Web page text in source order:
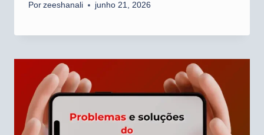
Por zeeshanali junho 21, 2026